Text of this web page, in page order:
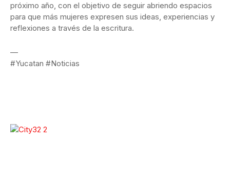
próximo año, con el objetivo de seguir abriendo espacios
para que más mujeres expresen sus ideas, experiencias y
reflexiones a través de la escritura.
—
#Yucatan #Noticias